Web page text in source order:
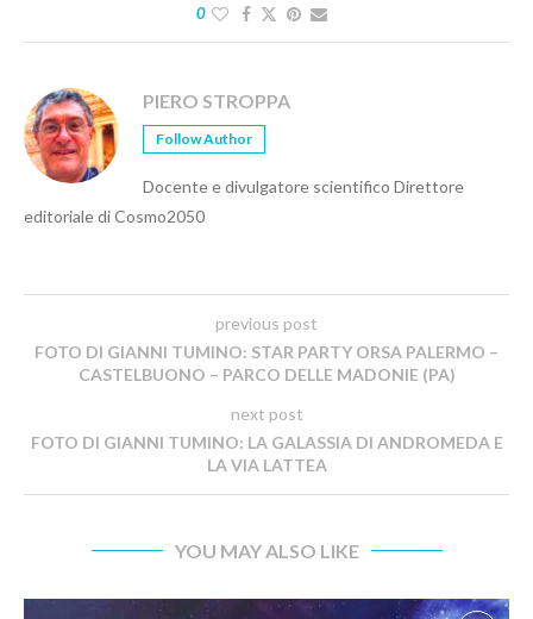
0
PIERO STROPPA
Follow Author
Docente e divulgatore scientifico Direttore
editoriale di Cosmo2050
previous post
FOTO DI GIANNI TUMINO: STAR PARTY ORSA PALERMO –
CASTELBUONO – PARCO DELLE MADONIE (PA)
next post
FOTO DI GIANNI TUMINO: LA GALASSIA DI ANDROMEDA E
LA VIA LATTEA
YOU MAY ALSO LIKE